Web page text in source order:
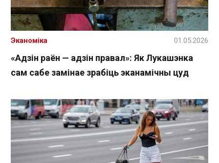
«Адзін раён — адзін правал»: Як Лукашэнка
сам сабе замінае зрабіць эканамічны цуд
Эканоміка 01.05.2026